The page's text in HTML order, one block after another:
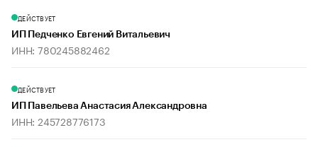
ДЕЙСТВУЕТ
ИП Педченко Евгений Витальевич
ИНН: 780245882462
ДЕЙСТВУЕТ
ИП Павельева Анастасия Александровна
ИНН: 245728776173